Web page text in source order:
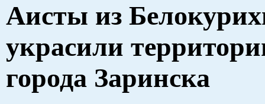
Аисты из
украсили
города Заринска